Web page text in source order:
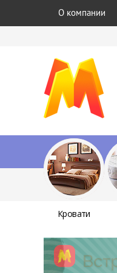
О компании
Кровати